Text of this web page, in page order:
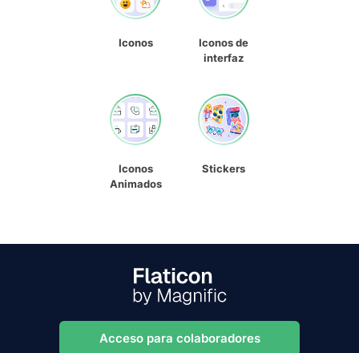
Iconos
Iconos de
interfaz
Iconos
Animados
Stickers
Acceso para colaboradores